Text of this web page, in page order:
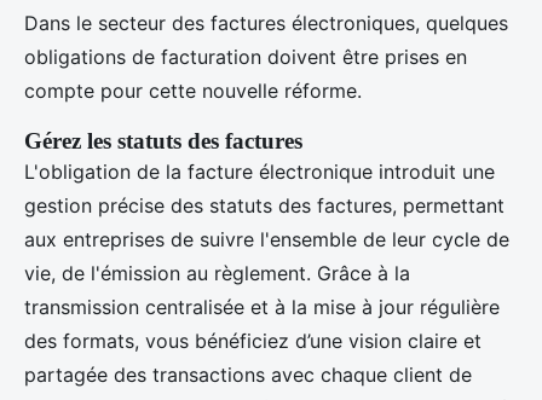
Dans le secteur des factures électroniques, quelques
obligations de facturation doivent être prises en
compte pour cette nouvelle réforme.
Gérez les statuts des factures
L'obligation de la facture électronique introduit une
gestion précise des statuts des factures, permettant
aux entreprises de suivre l'ensemble de leur cycle de
vie, de l'émission au règlement. Grâce à la
transmission centralisée et à la mise à jour régulière
des formats, vous bénéficiez d’une vision claire et
partagée des transactions avec chaque client de